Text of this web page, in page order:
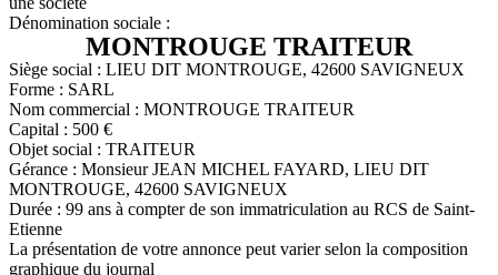
Dénomination sociale :
MONTROUGE TRAITEUR
Siège social : LIEU DIT MONTROUGE, 42600 SAVIGNEUX
Forme : SARL
Nom commercial : MONTROUGE TRAITEUR
Capital : 500 €
Objet social : TRAITEUR
Gérance : Monsieur JEAN MICHEL FAYARD, LIEU DIT
MONTROUGE, 42600 SAVIGNEUX
Durée : 99 ans à compter de son immatriculation au RCS de Saint-
Etienne
La présentation de votre annonce peut varier selon la composition
graphique du journal